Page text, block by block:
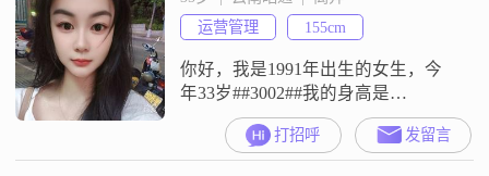
声，给予他们关怀和支持。我开朗
爱笑，善于与人相处，总是能给周
围的人带来快乐和正能量。我独立
自信
运营管理
155cm
你好，我是1991年出生的女生，今
年33岁##3002##我的身高是
155cm##3002##我的学历是中专
##3002##我现在工作在昭通，月收
入在8001元到12000元之间##3002##
打招呼 发留言